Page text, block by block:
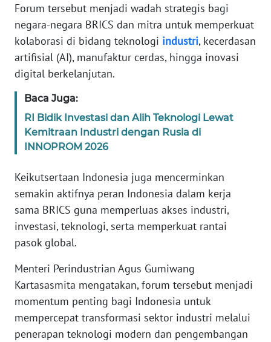
Forum tersebut menjadi wadah strategis bagi
negara-negara BRICS dan mitra untuk memperkuat
kolaborasi di bidang teknologi industri, kecerdasan
artifisial (AI), manufaktur cerdas, hingga inovasi
digital berkelanjutan.
Baca Juga:
RI Bidik Investasi dan Alih Teknologi Lewat
Kemitraan Industri dengan Rusia di
INNOPROM 2026
Keikutsertaan Indonesia juga mencerminkan
semakin aktifnya peran Indonesia dalam kerja
sama BRICS guna memperluas akses industri,
investasi, teknologi, serta memperkuat rantai
pasok global.
Menteri Perindustrian Agus Gumiwang
Kartasasmita mengatakan, forum tersebut menjadi
momentum penting bagi Indonesia untuk
mempercepat transformasi sektor industri melalui
penerapan teknologi modern dan pengembangan
TENTANG
KAMI
PEDOMAN
MEDIA
REDAKSI
KARIR
DISCLAIMER
Wahana
News
WN
SUMUT
JAKARTA